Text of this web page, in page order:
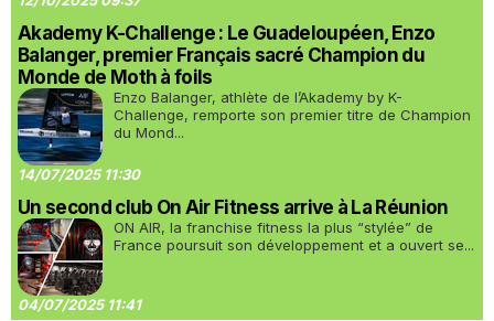
Akademy K-Challenge : Le Guadeloupéen, Enzo
Balanger, premier Français sacré Champion du
Monde de Moth à foils
Enzo Balanger, athlète de l’Akademy by K-
Challenge, remporte son premier titre de Champion
du Mond...
14/07/2025 11:30
Un second club On Air Fitness arrive à La Réunion
ON AIR, la franchise fitness la plus “stylée” de
France poursuit son développement et a ouvert se...
04/07/2025 11:41